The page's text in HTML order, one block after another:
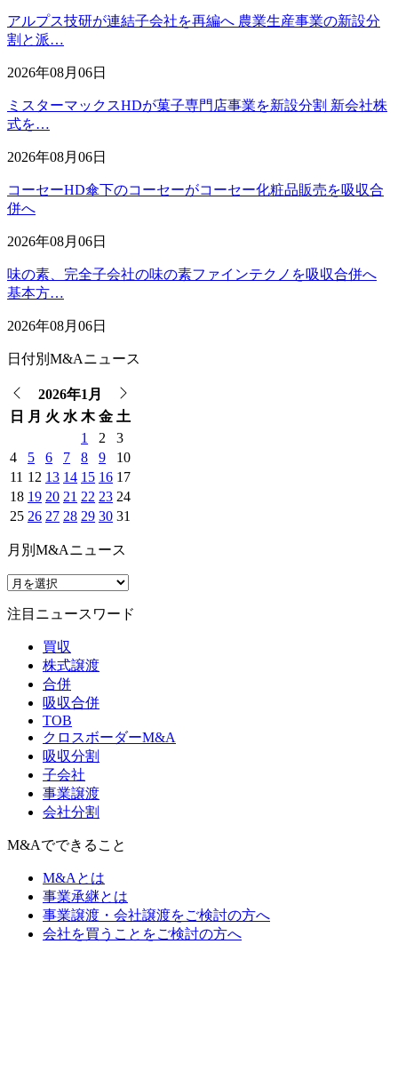
アルプス技研が連結子会社を再編へ 農業生産事業の新設分
割と派…
2026年08月06日
ミスターマックスHDが菓子専門店事業を新設分割 新会社株
式を…
2026年08月06日
コーセーHD傘下のコーセーがコーセー化粧品販売を吸収合
併へ
2026年08月06日
味の素、完全子会社の味の素ファインテクノを吸収合併へ
基本方…
2026年08月06日
日付別M&Aニュース
2026年1月
日
月 火 水 木 金 土
1
2
3
4
5 6 7 8 9
10
11 12 13 14 15 16 17
18 19 20 21 22 23 24
25 26 27 28 29 30 31
月別M&Aニュース
注目ニュースワード
買収
株式譲渡
合併
吸収合併
TOB
クロスボーダーM&A
吸収分割
子会社
事業譲渡
会社分割
M&Aでできること
M&Aとは
事業承継とは
事業譲渡・会社譲渡をご検討の方へ
会社を買うことをご検討の方へ